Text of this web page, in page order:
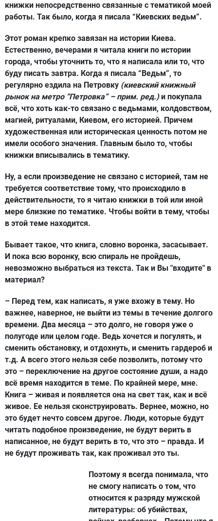
книжки непосредственно связанные с тематикой моей
работы. Так было, когда я писала “Киевских ведьм”.
Этот роман крепко завязан на истории Киева.
Естественно, вечерами я читала книги по истории
города, чтобы уточнить то, что я написала или то, что
буду писать завтра. Когда я писала “Ведьм”, то
регулярно ездила на Петровку (киевский книжный
рынок на метро “Петровка” – прим. ред.)и покупала
всё, что хоть как-то связано с ведьмами, колдовством,
магией, ритуалами, Киевом, его историей. Причем
художественная или историческая ценность потом не
имели особого значения. Главным было то, чтобы
книжки вписывались в тематику.
Ну, а если произведение не связано с историей, там не
требуется соответствие тому, что происходило в
действительности, то я читаю книжки в той или иной
мере близкие по тематике. Чтобы войти в тему, чтобы
в этой теме находится.
Бывает такое, что книга, словно воронка, засасывает.
И пока всю воронку, всю спираль не пройдешь,
невозможно выбраться из текста. Так и Вы "входите" в
материал?
– Перед тем, как написать, я уже вхожу в тему. Но
важнее, наверное, не выйти из темы в течение долгого
времени. Два месяца – это долго, не говоря уже о
полугоде или целом годе. Ведь хочется и погулять, и
сменить обстановку, и отдохнуть, и сменить гардероб и
т.д. А всего этого нельзя себе позволить, потому что
это – переключение на другое состояние души, а надо
всё время находится в теме. По крайней мере, мне.
Книга – живая и появляется она на свет так, как и всё
живое. Ее нельзя сконструировать. Вернее, можно, но
это будет нечто совсем другое. Люди, которые будут
читать подобное произведение, не будут верить в
написанное, не будут верить в то, что это – правда. И
не будут проживать так, как проживал это ты.
Поэтому я всегда понимала, что
не смогу написать о том, что
относится к разряду мужской
литературы: об убийствах,